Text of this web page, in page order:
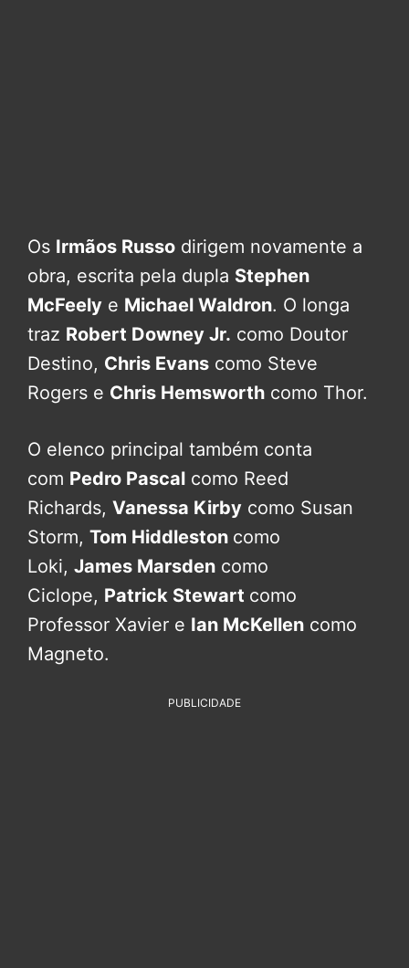
Os Irmãos Russo dirigem novamente a
obra, escrita pela dupla Stephen
McFeely e Michael Waldron. O longa
traz Robert Downey Jr. como Doutor
Destino, Chris Evans como Steve
Rogers e Chris Hemsworth como Thor.
O elenco principal também conta
com Pedro Pascal como Reed
Richards, Vanessa Kirby como Susan
Storm, Tom Hiddleston como
Loki, James Marsden como
Ciclope, Patrick Stewart como
Professor Xavier e Ian McKellen como
Magneto.
PUBLICIDADE